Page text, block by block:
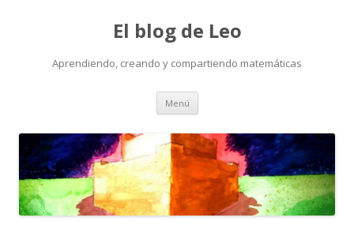
El blog de Leo
Aprendiendo, creando y compartiendo matemáticas
Menú Saltar
contenido